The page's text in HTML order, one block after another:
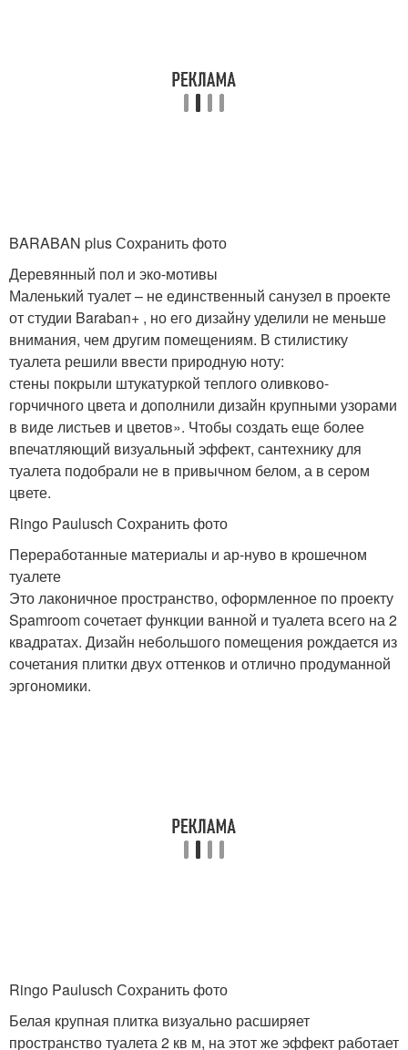
BARABAN plus Сохранить фото
Деревянный пол и эко-мотивы
Маленький туалет – не единственный санузел в проекте
от студии Baraban+ , но его дизайну уделили не меньше
внимания, чем другим помещениям. В стилистику
туалета решили ввести природную ноту:
стены покрыли штукатуркой теплого оливково-
горчичного цвета и дополнили дизайн крупными узорами
в виде листьев и цветов». Чтобы создать еще более
впечатляющий визуальный эффект, сантехнику для
туалета подобрали не в привычном белом, а в сером
цвете.
Ringo Paulusch Сохранить фото
Переработанные материалы и ар-нуво в крошечном
туалете
Это лаконичное пространство, оформленное по проекту
Spamroom сочетает функции ванной и туалета всего на 2
квадратах. Дизайн небольшого помещения рождается из
сочетания плитки двух оттенков и отлично продуманной
эргономики.
Ringo Paulusch Сохранить фото
Белая крупная плитка визуально расширяет
пространство туалета 2 кв м, на этот же эффект работает